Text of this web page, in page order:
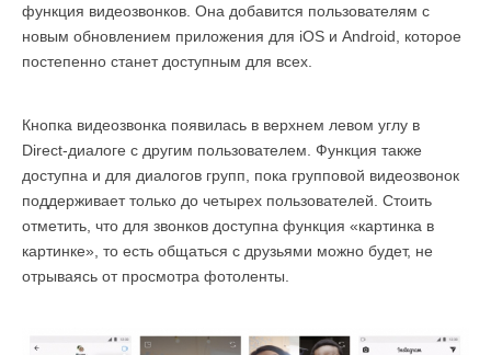
функция видеозвонков. Она добавится пользователям с
новым обновлением приложения для iOS и Android, которое
постепенно станет доступным для всех.
Кнопка видеозвонка появилась в верхнем левом углу в
Direct-диалоге с другим пользователем. Функция также
доступна и для диалогов групп, пока групповой видеозвонок
поддерживает только до четырех пользователей. Стоить
отметить, что для звонков доступна функция «картинка в
картинке», то есть общаться с друзьями можно будет, не
отрываясь от просмотра фотоленты.